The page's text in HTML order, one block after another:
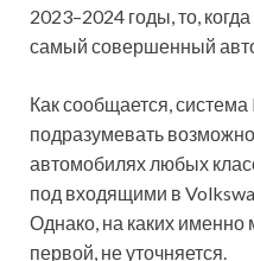
2023–2024 годы, то,
самый совершенный
Как сообщается, система
подразумевать
автомобилях любых
под входящими в
Однако, на каких именно
первой, не уточняется.